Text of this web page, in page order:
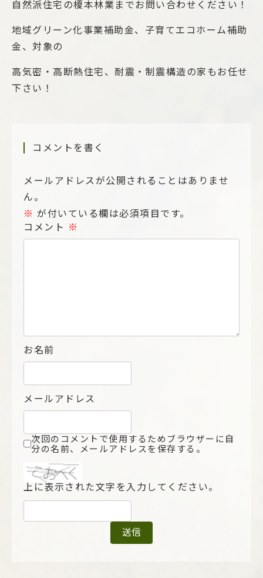
自然派住宅の榎本林業までお問い合わせください！
地域グリーン化事業補助金、子育てエコホーム補助
金、対象の
高気密・高断熱住宅、耐震・制震構造の家もお任せ
下さい！
コメントを書く
メールアドレスが公開されることはありませ
ん。
※ が付いている欄は必須項目です。
コメント ※
お名前
メールアドレス
次回のコメントで使用するためブラウザーに自
分の名前、メールアドレスを保存する。
上に表示された文字を入力してください。